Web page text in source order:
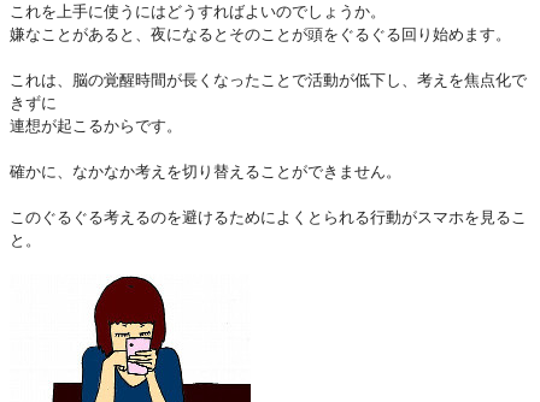
これを上手に使うにはどうすればよいのでしょうか。
嫌なことがあると、夜になるとそのことが頭をぐるぐる回り始めます。
これは、脳の覚醒時間が長くなったことで活動が低下し、考えを焦点化で
きずに
連想が起こるからです。
確かに、なかなか考えを切り替えることができません。
このぐるぐる考えるのを避けるためによくとられる行動がスマホを見るこ
と。